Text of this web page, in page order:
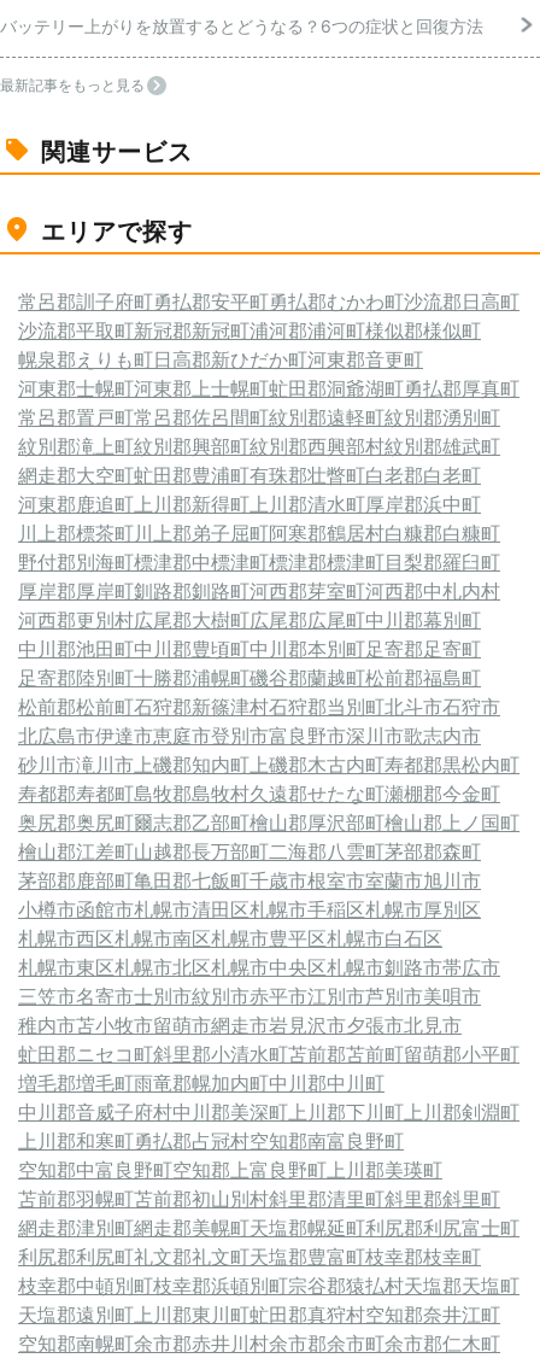
バッテリー上がりを放置するとどうなる？6つの症状と回復方法
最新記事をもっと見る
関連サービス
エリアで探す
常呂郡訓子府町勇払郡安平町勇払郡むかわ町沙流郡日高町
沙流郡平取町新冠郡新冠町浦河郡浦河町様似郡様似町
幌泉郡えりも町日高郡新ひだか町河東郡音更町
河東郡士幌町河東郡上士幌町虻田郡洞爺湖町勇払郡厚真町
常呂郡置戸町常呂郡佐呂間町紋別郡遠軽町紋別郡湧別町
紋別郡滝上町紋別郡興部町紋別郡西興部村紋別郡雄武町
網走郡大空町虻田郡豊浦町有珠郡壮瞥町白老郡白老町
河東郡鹿追町 上川郡新得町 上川郡清水町厚岸郡浜中町
川上郡標茶町川上郡弟子屈町阿寒郡鶴居村白糠郡白糠町
野付郡別海町標津郡中標津町標津郡標津町目梨郡羅臼町
厚岸郡厚岸町釧路郡釧路町河西郡芽室町河西郡中札内村
河西郡更別村広尾郡大樹町広尾郡広尾町中川郡幕別町
中川郡池田町中川郡豊頃町中川郡本別町足寄郡足寄町
足寄郡陸別町十勝郡浦幌町磯谷郡蘭越町松前郡福島町
松前郡松前町石狩郡新篠津村石狩郡当別町北斗市石狩市
北広島市伊達市恵庭市登別市富良野市深川市歌志内市
砂川市滝川市 上磯郡知内町 上磯郡木古内町寿都郡黒松内町
寿都郡寿都町島牧郡島牧村久遠郡せたな町瀬棚郡今金町
奥尻郡奥尻町爾志郡乙部町檜山郡厚沢部町檜山郡上ノ国町
檜山郡江差町山越郡長万部町二海郡八雲町茅部郡森町
茅部郡鹿部町亀田郡七飯町千歳市根室市室蘭市旭川市
小樽市函館市札幌市清田区札幌市手稲区札幌市厚別区
札幌市西区札幌市南区札幌市豊平区札幌市白石区
札幌市東区札幌市北区札幌市中央区札幌市釧路市帯広市
三笠市名寄市士別市紋別市赤平市江別市芦別市美唄市
稚内市苫小牧市留萌市網走市岩見沢市夕張市北見市
虻田郡ニセコ町斜里郡小清水町苫前郡苫前町留萌郡小平町
増毛郡増毛町雨竜郡幌加内町中川郡中川町
中川郡音威子府村中川郡美深町 上川郡下川町 上川郡剣淵町
上川郡和寒町勇払郡占冠村空知郡南富良野町
空知郡中富良野町空知郡上富良野町 上川郡美瑛町
苫前郡羽幌町苫前郡初山別村斜里郡清里町斜里郡斜里町
網走郡津別町網走郡美幌町天塩郡幌延町利尻郡利尻富士町
利尻郡利尻町礼文郡礼文町天塩郡豊富町枝幸郡枝幸町
枝幸郡中頓別町枝幸郡浜頓別町宗谷郡猿払村天塩郡天塩町
天塩郡遠別町 上川郡東川町虻田郡真狩村空知郡奈井江町
空知郡南幌町余市郡赤井川村余市郡余市町余市郡仁木町